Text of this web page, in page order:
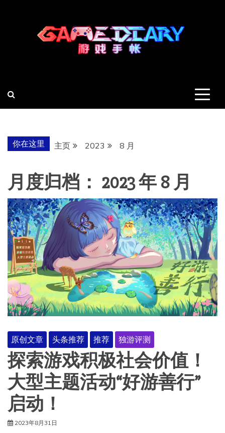
你在这里 主页 2023 8 月
月度归档： 2023 年 8 月
原创文章 头条推荐 推荐 独游评测
探索游戏积极社会价值！
大型主题活动“好游善行”
启动！
2023年8月31日